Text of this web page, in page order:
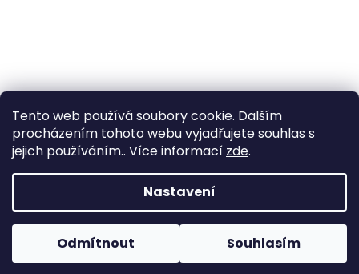
Tento web používá soubory cookie. Dalším
procházením tohoto webu vyjadřujete souhlas s
jejich používáním.. Více informací zde.
Nastavení
Odmítnout Souhlasím
Copyright 2026Zahrada Výstaviště. Všechna práva
vyhrazena.
Upravit nastavení cookies